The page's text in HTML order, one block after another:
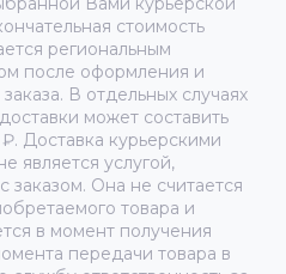
стоимость
региональным
после оформления и
В отдельных случаях
может составить
Доставка курьерскими
является услугой,
заказом. Она не считается
товара и
в момент получения
передачи товара в